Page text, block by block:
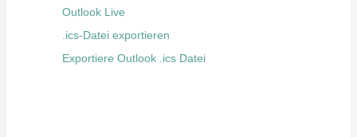
Outlook Live
.ics-Datei exportieren
Exportiere Outlook .ics Datei